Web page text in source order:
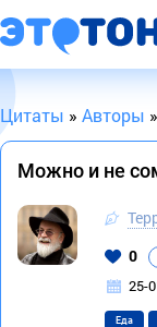
Цитаты » Авторы »
Можно и не
0
25-
Еда